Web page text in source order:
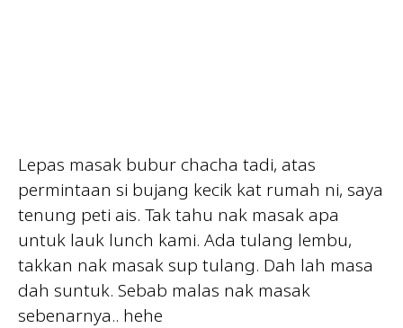
Lepas masak bubur chacha tadi, atas
permintaan si bujang kecik kat rumah ni, saya
tenung peti ais. Tak tahu nak masak apa
untuk lauk lunch kami. Ada tulang lembu,
takkan nak masak sup tulang. Dah lah masa
dah suntuk. Sebab malas nak masak
sebenarnya.. hehe